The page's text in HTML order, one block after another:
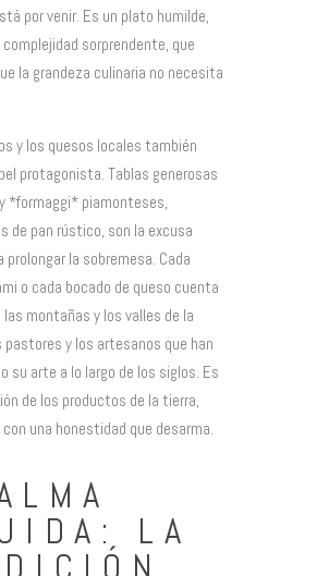
por venir. Es un plato humilde,
complejidad sorprendente, que
la grandeza culinaria no necesita
y los quesos locales también
protagonista. Tablas generosas
*formaggi* piamonteses,
de pan rústico, son la excusa
prolongar la sobremesa. Cada
o cada bocado de queso cuenta
montañas y los valles de la
pastores y los artesanos que han
su arte a lo largo de los siglos. Es
de los productos de la tierra,
una honestidad que desarma.
LA